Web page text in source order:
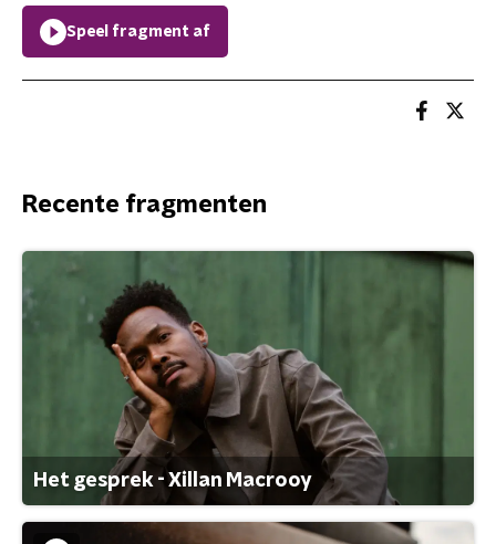
Speel fragment af
Recente fragmenten
Het gesprek - Xillan Macrooy